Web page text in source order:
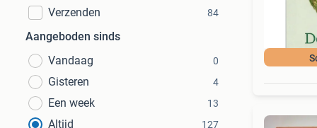
Verzenden 84
Aangeboden sinds
Vandaag
0
Gisteren 4
Een week 13
Altijd 127